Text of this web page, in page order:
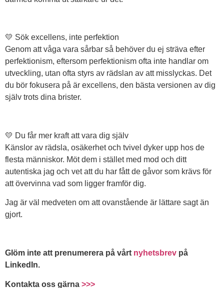
💛 Sök excellens, inte perfektion
Genom att våga vara sårbar så behöver du ej sträva efter
perfektionism, eftersom perfektionism ofta inte handlar om
utveckling, utan ofta styrs av rädslan av att misslyckas. Det
du bör fokusera på är excellens, den bästa versionen av dig
själv trots dina brister.
💛 Du får mer kraft att vara dig själv
Känslor av rädsla, osäkerhet och tvivel dyker upp hos de
flesta människor. Möt dem i stället med mod och ditt
autentiska jag och vet att du har fått de gåvor som krävs för
att övervinna vad som ligger framför dig.
Jag är väl medveten om att ovanstående är lättare sagt än
gjort.
Glöm inte att prenumerera på vårt nyhetsbrev på
LinkedIn.
Kontakta oss gärna >>>